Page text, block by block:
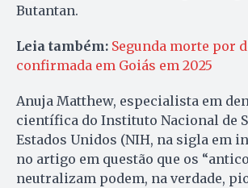
Butantan.
Leia também: Segunda morte por
confirmada em Goiás em 2025
Anuja Matthew, especialista em
científica do Instituto Nacional de
Estados Unidos (NIH, na sigla em
no artigo em questão que os
neutralizam podem, na verdade,